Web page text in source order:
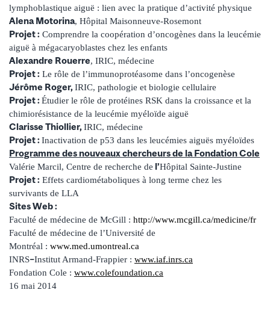
lymphoblastique aiguë : lien avec la pratique d’activité physique
Alena Motorina, Hôpital Maisonneuve-Rosemont
Projet : Comprendre la coopération d’oncogènes dans la leucémie
aiguë à mégacaryoblastes chez les enfants
Alexandre Rouerre, IRIC, médecine
Projet : Le rôle de l’immunoprotéasome dans l’oncogenèse
Jérôme Roger, IRIC, pathologie et biologie cellulaire
Projet :Étudier le rôle de protéines RSK dans la croissance et la
chimiorésistance de la leucémie myéloïde aiguë
Clarisse Thiollier, IRIC, médecine
Projet :Inactivation de p53 dans les leucémies aiguës myéloïdes
Programme des nouveaux chercheurs de la Fondation Cole
Valérie Marcil, Centre de recherche de l’Hôpital Sainte-Justine
Projet : Effets cardiométaboliques à long terme chez les
survivants de LLA
Sites Web :
Faculté de médecine de McGill : http://www.mcgill.ca/medicine/fr
Faculté de médecine de l’Université de
Montréal : www.med.umontreal.ca
INRS–Institut Armand-Frappier : www.iaf.inrs.ca
Fondation Cole : www.colefoundation.ca
16 mai 2014